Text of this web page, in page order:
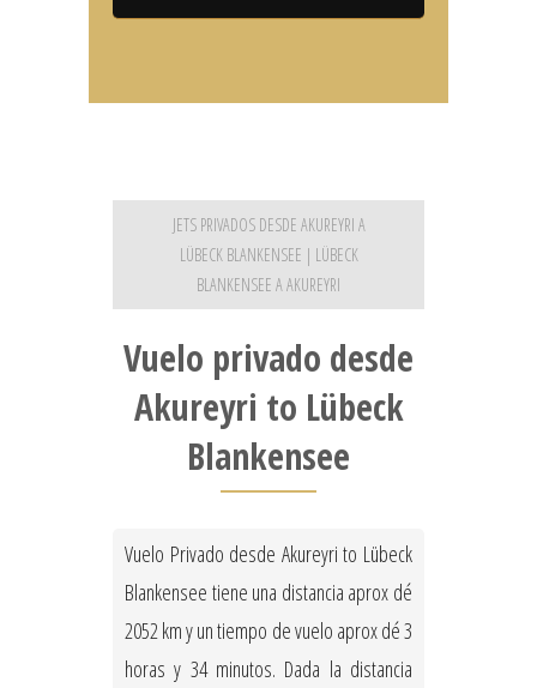
JETS PRIVADOS DESDE AKUREYRI A
LÜBECK BLANKENSEE | LÜBECK
BLANKENSEE A AKUREYRI
Vuelo privado desde
Akureyri to Lübeck
Blankensee
Vuelo Privado desde Akureyri to Lübeck
Blankensee tiene una distancia aprox dé
2052 km y un tiempo de vuelo aprox dé 3
horas y 34 minutos. Dada la distancia